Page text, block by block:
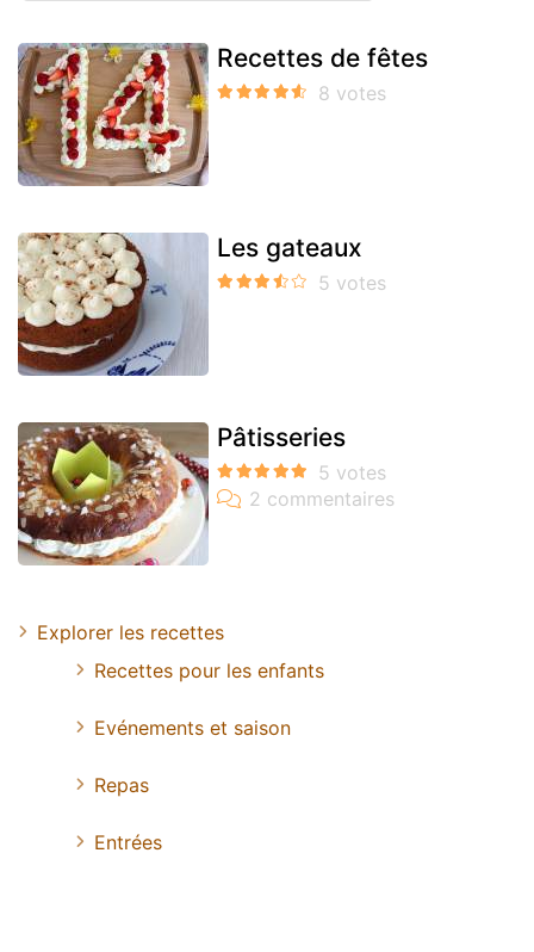
Recettes de fêtes
Les gateaux
Pâtisseries
Explorer les recettes
Recettes pour les enfants
Evénements et saison
Repas
Entrées